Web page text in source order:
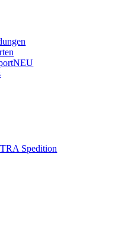
NEU
Spedition